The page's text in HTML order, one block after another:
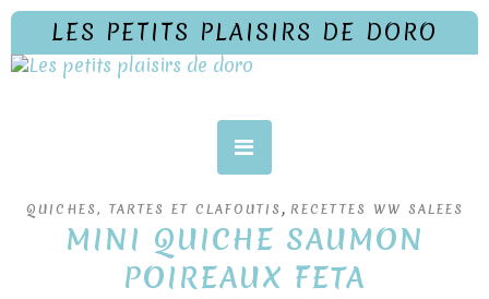
LES PETITS PLAISIRS DE DORO
QUICHES, TARTES ET CLAFOUTIS , RECETTES WW SALEES
MINI QUICHE SAUMON
POIREAUX FETA